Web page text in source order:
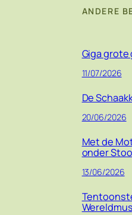
ANDERE
Giga grote
11/07/2026
De
20/06/2026
Met de
onder
13/06/2026